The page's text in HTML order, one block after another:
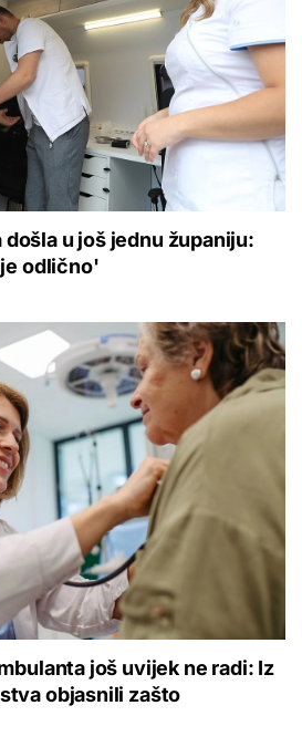
u još jednu županiju:
odlično'
još uvijek ne radi: Iz
objasnili zašto